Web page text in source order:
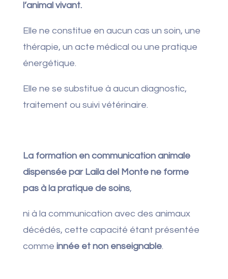
l’animal vivant.
Elle ne constitue en aucun cas un soin, une
thérapie, un acte médical ou une pratique
énergétique.
Elle ne se substitue à aucun diagnostic,
traitement ou suivi vétérinaire.
La formation en communication animale
dispensée par Laila del Monte ne forme
pas à la pratique de soins,
ni à la communication avec des animaux
décédés, cette capacité étant présentée
comme innée et non enseignable.